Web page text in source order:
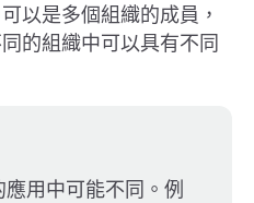
以是多個組織的成員，
的組織中可以具有不同
用中可能不同。例